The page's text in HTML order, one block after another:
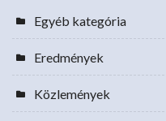
Egyéb kategória
Eredmények
Közlemények